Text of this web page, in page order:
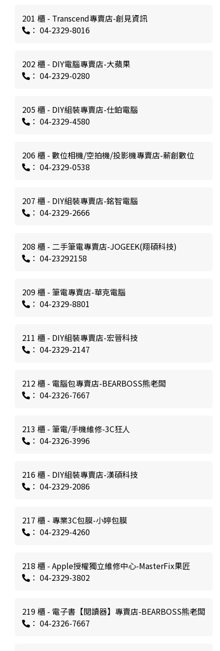
201 櫃 - Transcend專賣店-創見資訊
： 04-2329-8016
202 櫃 - DIY電腦專賣店-大蘋果
： 04-2329-0280
205 櫃 - DIY組裝專賣店-仕鉑電腦
： 04-2329-4580
206 櫃 - 數位相機/空拍機/投影機專賣店-薪創數位
： 04-2329-0538
207 櫃 - DIY組裝專賣店-銘智電腦
： 04-2329-2666
208 櫃 - 二手筆電專賣店-JOGEEK(翔碩科技)
： 04-23292158
209 櫃 - 筆電專賣店-華克電腦
： 04-2329-8801
211 櫃 - DIY組裝專賣店-宏晉科技
： 04-2329-2147
212 櫃 - 電腦包專賣店-BEARBOSS熊老闆
： 04-2326-7667
213 櫃 - 筆電/手機維修-3C狂人
： 04-2326-3996
216 櫃 - DIY組裝專賣店-漢碩科技
： 04-2329-2086
217 櫃 - 專業3C包膜-小婷包膜
： 04-2329-4260
218 櫃 - Apple授權獨立維修中心-MasterFix果匠
： 04-2329-3802
219 櫃 - 電子書【閱讀器】專賣店-BEARBOSS熊老闆
： 04-2326-7667